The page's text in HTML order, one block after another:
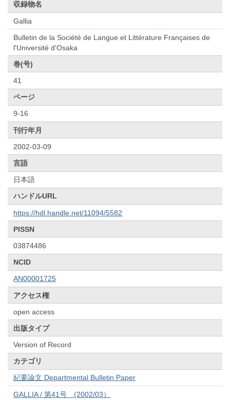
収録物名
Gallia
Bulletin de la Société de Langue et Littérature Françaises de
l'Université d'Osaka
巻(号)
41
ページ
9-16
刊行年月
2002-03-09
言語
日本語
ハンドルURL
https://hdl.handle.net/11094/5582
PISSN
03874486
NCID
AN00001725
アクセス権
open access
出版タイプ
Version of Record
カテゴリ
紀要論文 Departmental Bulletin Paper
GALLIA / 第41号 (2002/03）